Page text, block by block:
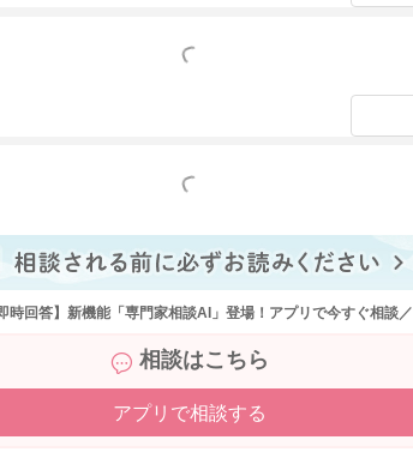
もっと見る
もっと見る
時回答】新機能「専門家相談AI」登場！アプリで今すぐ相談／
相談はこちら
アプリで相談する